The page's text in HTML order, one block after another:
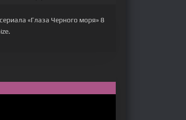
«Глаза Черного моря» 8